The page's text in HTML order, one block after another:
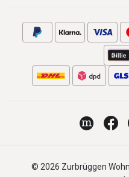
© 2026 Zurbrüggen